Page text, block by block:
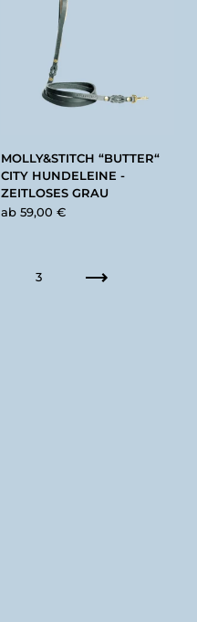
MOLLY&STITCH “BUTTER“
CITY HUNDELEINE -
ZEITLOSES GRAU
ab 59,00 €
3